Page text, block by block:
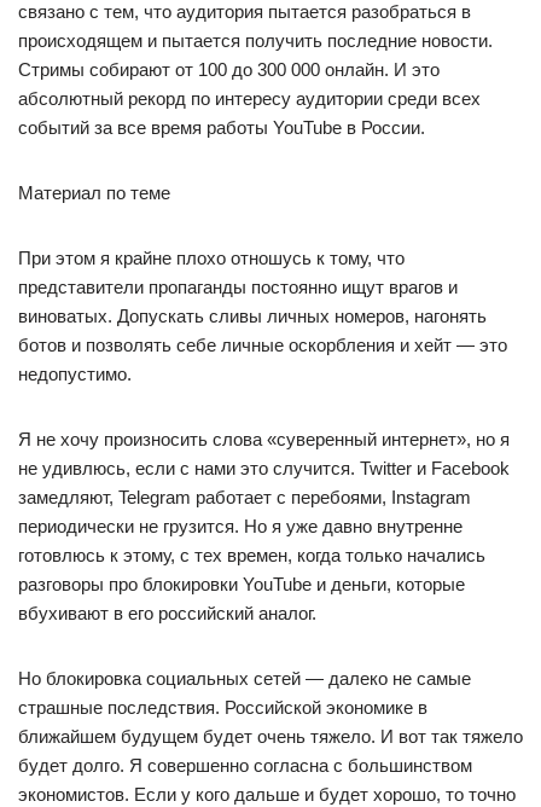
связано с тем, что аудитория пытается разобраться в
происходящем и пытается получить последние новости.
Стримы собирают от 100 до 300 000 онлайн. И это
абсолютный рекорд по интересу аудитории среди всех
событий за все время работы YouTube в России.
Материал по теме
При этом я крайне плохо отношусь к тому, что
представители пропаганды постоянно ищут врагов и
виноватых. Допускать сливы личных номеров, нагонять
ботов и позволять себе личные оскорбления и хейт — это
недопустимо.
Я не хочу произносить слова «суверенный интернет», но я
не удивлюсь, если с нами это случится. Twitter и Facebook
замедляют, Telegram работает с перебоями, Instagram
периодически не грузится. Но я уже давно внутренне
готовлюсь к этому, с тех времен, когда только начались
разговоры про блокировки YouTube и деньги, которые
вбухивают в его российский аналог.
Но блокировка социальных сетей — далеко не самые
страшные последствия. Российской экономике в
ближайшем будущем будет очень тяжело. И вот так тяжело
будет долго. Я совершенно согласна с большинством
экономистов. Если у кого дальше и будет хорошо, то точно